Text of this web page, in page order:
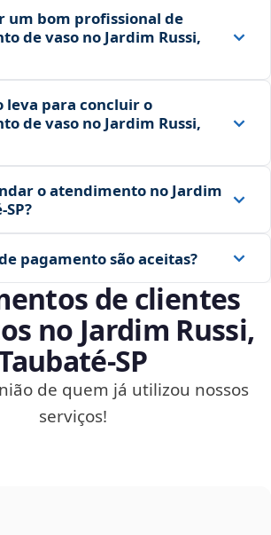
um bom profissional de
de vaso no Jardim Russi,
leva para concluir o
de vaso no Jardim Russi,
o atendimento no Jardim
pagamento são aceitas?
de clientes
no Jardim Russi,
de quem já utilizou nossos
serviços!